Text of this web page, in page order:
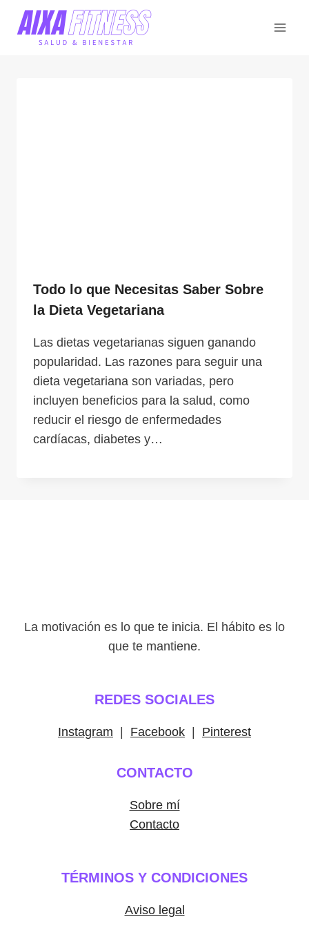
Saltar
contenido
Todo lo que Necesitas Saber Sobre
la Dieta Vegetariana
Las dietas vegetarianas siguen ganando
popularidad. Las razones para seguir una
dieta vegetariana son variadas, pero
incluyen beneficios para la salud, como
reducir el riesgo de enfermedades
cardíacas, diabetes y…
La motivación es lo que te inicia. El hábito es lo
que te mantiene.
REDES SOCIALES
Instagram Facebook Pinterest
CONTACTO
Sobre mí
Contacto
TÉRMINOS Y CONDICIONES
Aviso legal